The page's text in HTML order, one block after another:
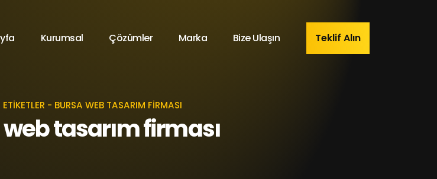
Kurumsal Çözümler Marka Bize Ulaşın Teklif Alın
ETIKETLER - BURSA WEB TASARIM FIRMASI
tasarım firması